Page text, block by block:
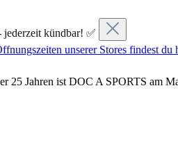
jederzeit kündbar! ✅
unserer Stores findest du
25 Jahren ist DOC A SPORTS am